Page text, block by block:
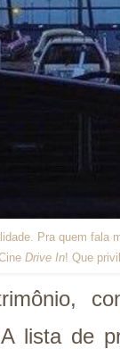
Pra quem
Drive In! Que
lista de